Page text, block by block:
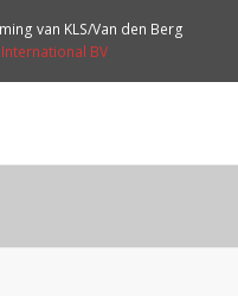
van KLS/Van den Berg
International BV